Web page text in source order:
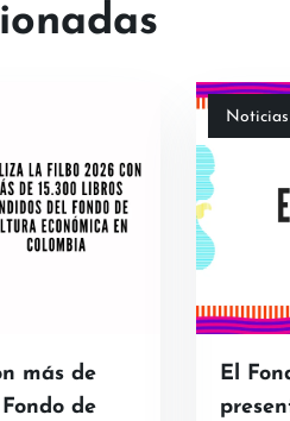
más de
de
Noticias
El